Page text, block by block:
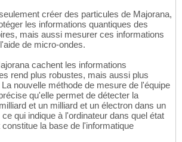
créer des particules de Majorana,
les informations quantiques des
mais aussi mesurer ces informations
de micro-ondes.
cachent les informations
rend plus robustes, mais aussi plus
nouvelle méthode de mesure de l'équipe
qu'elle permet de détecter la
et un milliard et un électron dans un
qui indique à l'ordinateur dans quel état
la base de l'informatique